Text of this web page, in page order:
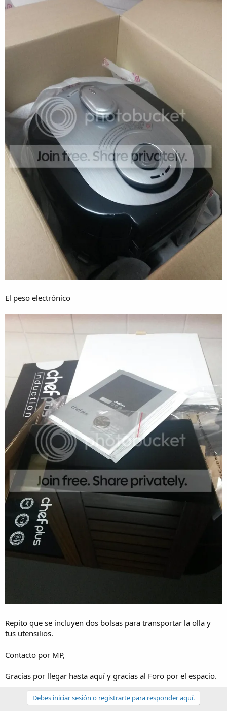
El peso electrónico
Repito que se incluyen dos bolsas para transportar la olla y
tus utensilios.
Contacto por MP,
Gracias por llegar hasta aquí y gracias al Foro por el espacio.
Debes iniciar sesión o registrarte para responder aquí.